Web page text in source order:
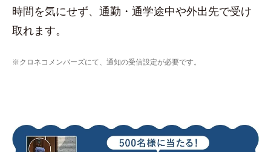
時間を気にせず、通勤・通学途中や外出先で受け
取れます。
※クロネコメンバーズにて、通知の受信設定が必要です。